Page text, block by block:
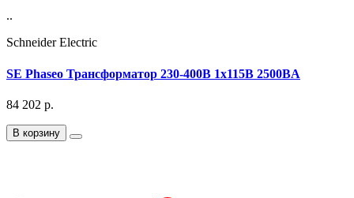
..
Schneider Electric
SE Phaseo Трансформатор 230-400В 1x115В 2500ВA
84 202 р.
В корзину